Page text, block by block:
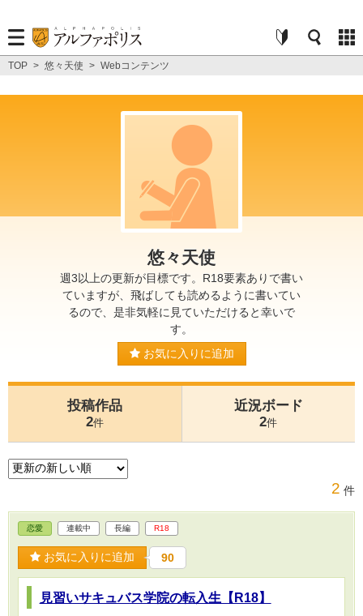
TOP > 悠々天使 > Webコンテンツ
悠々天使
週3以上の更新が目標です。R18要素ありで書い
ていますが、飛ばしても読めるように書いてい
るので、是非気軽に見ていただけると幸いで
す。
お気に入りに追加
投稿作品
2件
近況ボード
2件
2 件
恋愛 連載中 長編 R18
お気に入りに追加 90
見習いサキュバス学院の転入生【R18】